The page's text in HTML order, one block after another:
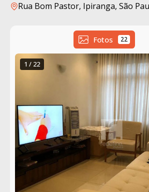
Rua Bom Pastor, Ipiranga, São
Fotos 22
1 / 22